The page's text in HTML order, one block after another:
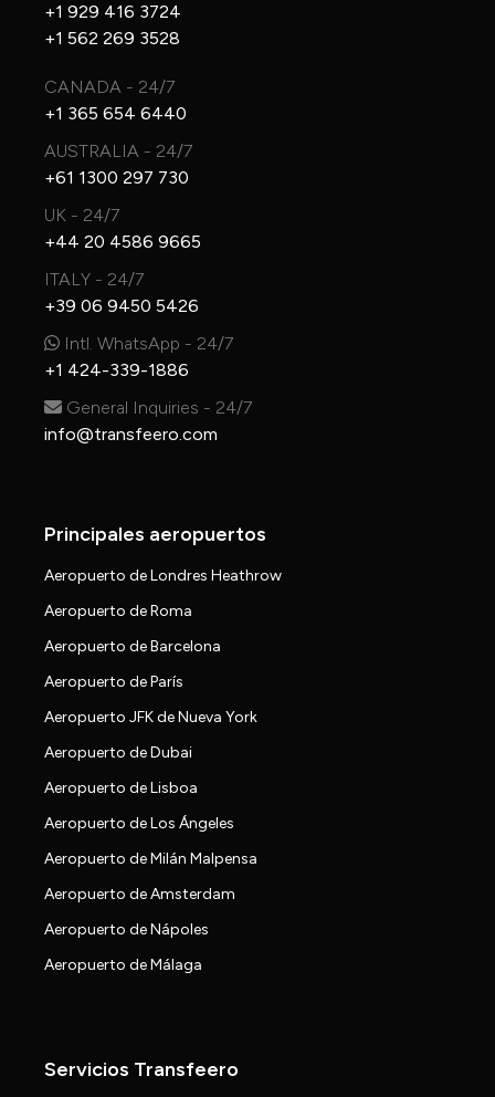
+1 929 416 3724
+1 562 269 3528
CANADA - 24/7
+1 365 654 6440
AUSTRALIA - 24/7
+61 1300 297 730
UK - 24/7
+44 20 4586 9665
ITALY - 24/7
+39 06 9450 5426
Intl. WhatsApp - 24/7
+1 424-339-1886
General Inquiries - 24/7
info@transfeero.com
Principales aeropuertos
Aeropuerto de Londres Heathrow
Aeropuerto de Roma
Aeropuerto de Barcelona
Aeropuerto de París
Aeropuerto JFK de Nueva York
Aeropuerto de Dubai
Aeropuerto de Lisboa
Aeropuerto de Los Ángeles
Aeropuerto de Milán Malpensa
Aeropuerto de Amsterdam
Aeropuerto de Nápoles
Aeropuerto de Málaga
Servicios Transfeero